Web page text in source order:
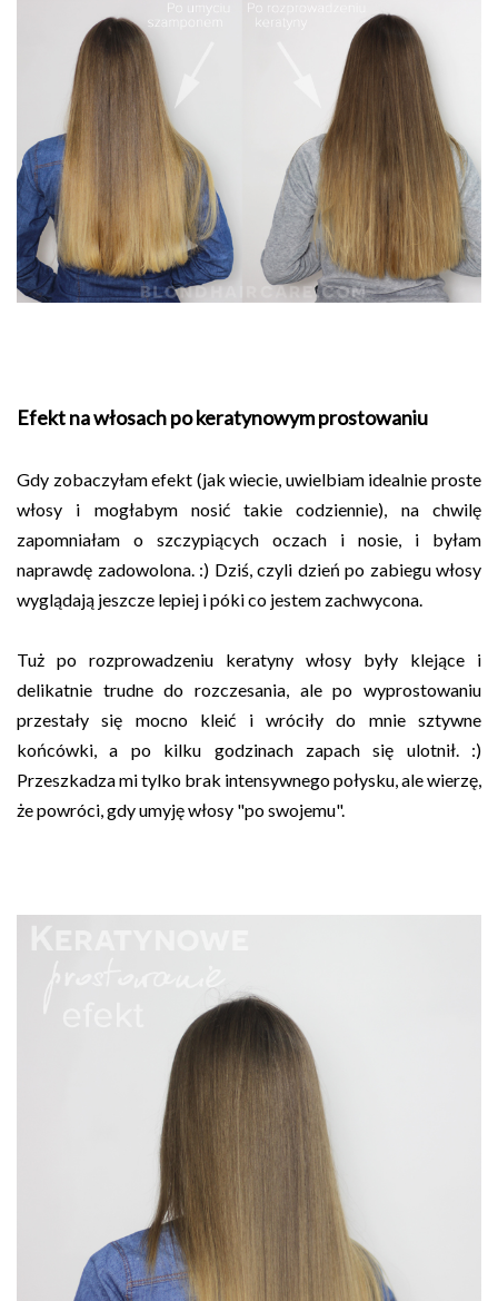
Efekt na włosach po keratynowym prostowaniu
Gdy zobaczyłam efekt (jak wiecie, uwielbiam idealnie proste
włosy i mogłabym nosić takie codziennie), na chwilę
zapomniałam o szczypiących oczach i nosie, i byłam
naprawdę zadowolona. :) Dziś, czyli dzień po zabiegu włosy
wyglądają jeszcze lepiej i póki co jestem zachwycona.
Tuż po rozprowadzeniu keratyny włosy były klejące i
delikatnie trudne do rozczesania, ale po wyprostowaniu
przestały się mocno kleić i wróciły do mnie sztywne
końcówki, a po kilku godzinach zapach się ulotnił. :)
Przeszkadza mi tylko brak intensywnego połysku, ale wierzę,
że powróci, gdy umyję włosy "po swojemu".